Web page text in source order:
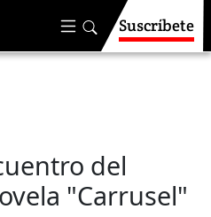
Suscríbete
del
"Carrusel"